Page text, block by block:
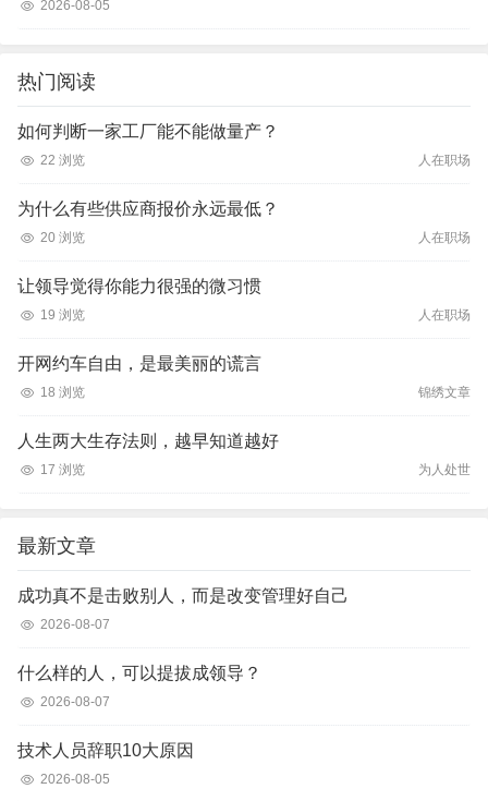
2026-08-05
热门阅读
如何判断一家工厂能不能做量产？
22 浏览 人在职场
为什么有些供应商报价永远最低？
20 浏览 人在职场
让领导觉得你能力很强的微习惯
19 浏览 人在职场
开网约车自由，是最美丽的谎言
18 浏览 锦绣文章
人生两大生存法则，越早知道越好
17 浏览 为人处世
最新文章
成功真不是击败别人，而是改变管理好自己
2026-08-07
什么样的人，可以提拔成领导？
2026-08-07
技术人员辞职10大原因
2026-08-05